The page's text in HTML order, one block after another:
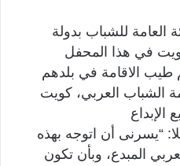
العامة للشباب بدولة
في هذا المحفل
طيب الاقامة في بلدهم
الشباب العربي، كويت
الإبداع
“يسرنى أن اتوجه بهذه
المبدع، وبأن تكون